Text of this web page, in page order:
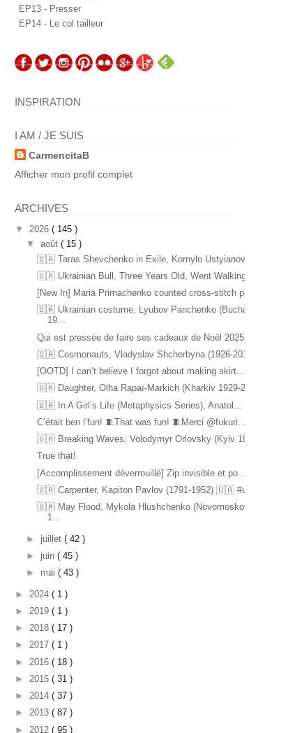
EP13 - Presser
EP14 - Le col tailleur
INSPIRATION
I AM / JE SUIS
CarmencitaB
Afficher mon profil complet
ARCHIVES
▼ 2026 ( 145 )
▼ août ( 15 )
🇺🇦 Taras Shevchenko in Exile, Kornylo Ustyianovy...
🇺🇦 Ukrainian Bull, Three Years Old, Went Walking...
[New In] Maria Primachenko counted cross-stitch pa...
🇺🇦 Ukrainian costume, Lyubov Panchenko (Bucha
19...
Qui est pressée de faire ses cadeaux de Noël 2025 ...
🇺🇦 Cosmonauts, Vladyslav Shcherbyna (1926-2017) ...
[OOTD] I can’t believe I forgot about making skirt...
🇺🇦 Daughter, Olha Rapaï-Markich (Kharkiv 1929-20...
🇺🇦 In A Girl’s Life (Metaphysics Series), Anatol...
C’était ben l’fun! 🧵That was fun! 🧵Merci @fukuri...
🇺🇦 Breaking Waves, Volodymyr Orlovsky (Kyiv 1842...
True that!
[Accomplissement déverrouillé] Zip invisible et po...
🇺🇦 Carpenter, Kapiton Pavlov (1791-1952) 🇺🇦 #u...
🇺🇦 May Flood, Mykola Hlushchenko (Novomoskovsk
1...
► juillet ( 42 )
► juin ( 45 )
► mai ( 43 )
► 2024 ( 1 )
► 2019 ( 1 )
► 2018 ( 17 )
► 2017 ( 1 )
► 2016 ( 18 )
► 2015 ( 31 )
► 2014 ( 37 )
► 2013 ( 87 )
► 2012 ( 95 )